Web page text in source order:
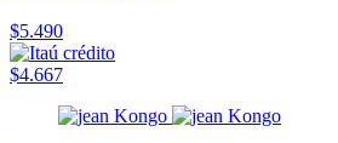
$5.490
$4.667